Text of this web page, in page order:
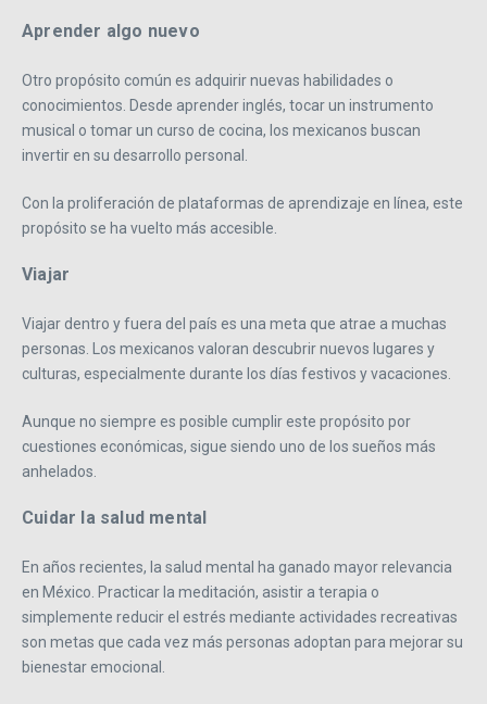
Aprender algo nuevo
Otro propósito común es adquirir nuevas habilidades o
conocimientos. Desde aprender inglés, tocar un instrumento
musical o tomar un curso de cocina, los mexicanos buscan
invertir en su desarrollo personal.
Con la proliferación de plataformas de aprendizaje en línea, este
propósito se ha vuelto más accesible.
Viajar
Viajar dentro y fuera del país es una meta que atrae a muchas
personas. Los mexicanos valoran descubrir nuevos lugares y
culturas, especialmente durante los días festivos y vacaciones.
Aunque no siempre es posible cumplir este propósito por
cuestiones económicas, sigue siendo uno de los sueños más
anhelados.
Cuidar la salud mental
En años recientes, la salud mental ha ganado mayor relevancia
en México. Practicar la meditación, asistir a terapia o
simplemente reducir el estrés mediante actividades recreativas
son metas que cada vez más personas adoptan para mejorar su
bienestar emocional.